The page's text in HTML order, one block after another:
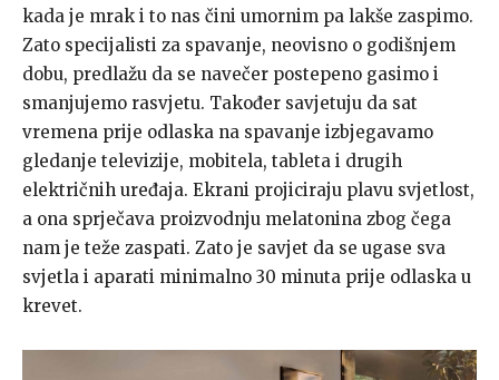
kada je mrak i to nas čini umornim pa lakše zaspimo.
Zato specijalisti za spavanje, neovisno o godišnjem
dobu, predlažu da se navečer postepeno gasimo i
smanjujemo rasvjetu. Također savjetuju da sat
vremena prije odlaska na spavanje izbjegavamo
gledanje televizije, mobitela, tableta i drugih
električnih uređaja. Ekrani projiciraju plavu svjetlost,
a ona sprječava proizvodnju melatonina zbog čega
nam je teže zaspati. Zato je savjet da se ugase sva
svjetla i aparati minimalno 30 minuta prije odlaska u
krevet.